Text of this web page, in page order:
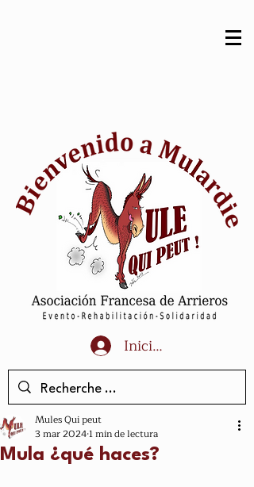
Iniciar sesión
Mula ¿qué haces?
Mules Qui peut
3 mar 20241 min de lectura